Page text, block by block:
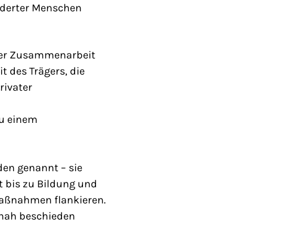
Menschen
Zusammenarbeit
des Trägers, die
einem
genannt – sie
bis zu Bildung und
flankieren.
beschieden